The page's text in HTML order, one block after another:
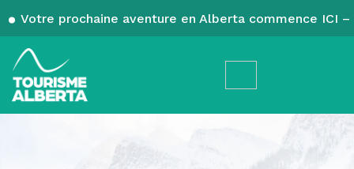
Votre prochaine aventure en Alberta commence ICI